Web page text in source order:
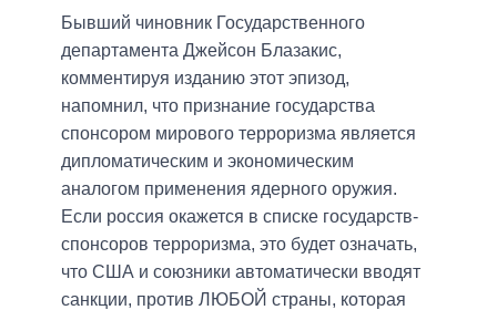
Бывший чиновник Государственного
департамента Джейсон Блазакис,
комментируя изданию этот эпизод,
напомнил, что признание государства
спонсором мирового терроризма является
дипломатическим и экономическим
аналогом применения ядерного оружия.
Если россия окажется в списке государств-
спонсоров терроризма, это будет означать,
что США и союзники автоматически вводят
санкции, против ЛЮБОЙ страны, которая